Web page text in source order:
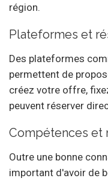
région.
Plateformes et
Des plateformes
permettent de
créez votre offre,
peuvent réserver
Compétences et
Outre une bonne
important d'avoir de